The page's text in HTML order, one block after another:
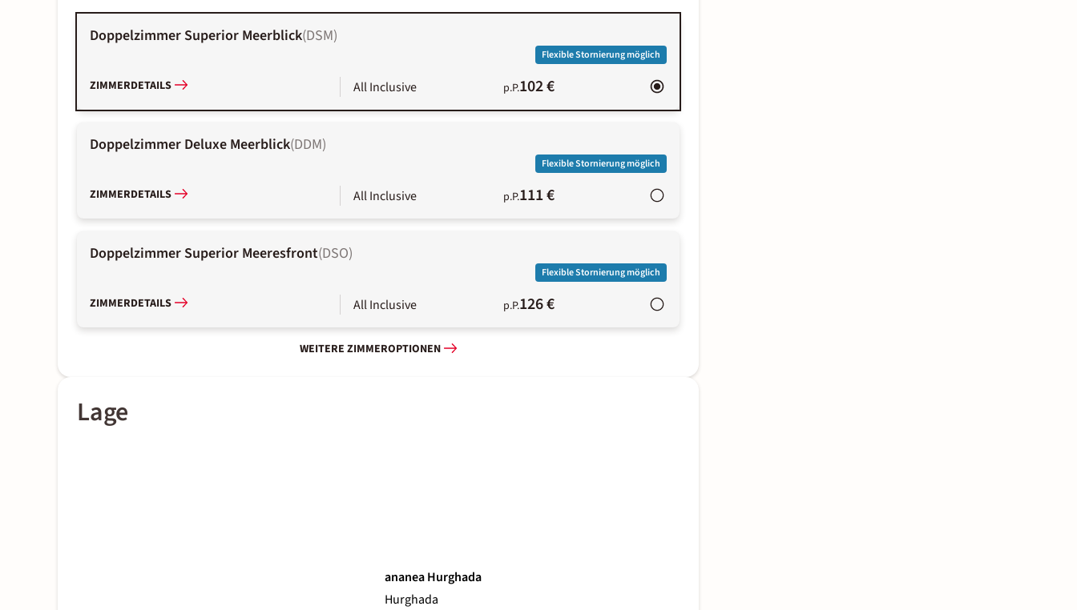
Doppelzimmer Superior Meerblick(DSM)
Flexible Stornierung möglich
ZIMMERDETAILS All Inclusive p.P.102 €
Doppelzimmer Deluxe Meerblick(DDM)
Flexible Stornierung möglich
ZIMMERDETAILS All Inclusive p.P.111 €
Doppelzimmer Superior Meeresfront(DSO)
Flexible Stornierung möglich
ZIMMERDETAILS All Inclusive p.P.126 €
WEITERE ZIMMEROPTIONEN
Lage
ananea Hurghada
Hurghada